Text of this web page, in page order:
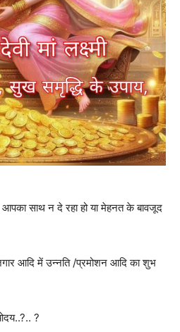
साथ न दे रहा हो या मेहनत के बावजूद
आदि में उन्नति /प्रमोशन आदि का शुभ
?